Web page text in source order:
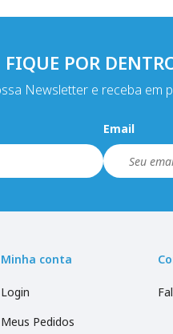
FIQUE POR
Newsletter e receba em
Email
Minha conta
Login
Meus Pedidos